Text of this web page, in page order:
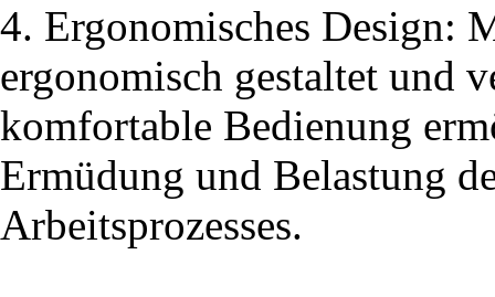
4. Ergonomisches Design:
ergonomisch gestaltet und
komfortable Bedienung
Ermüdung und Belastung
Arbeitsprozesses.